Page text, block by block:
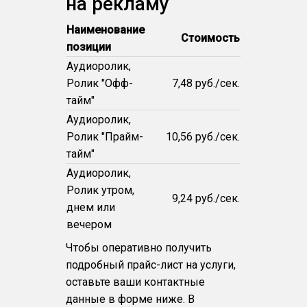
Наименование
позиции
Стоимость
Аудиоролик,
Ролик "Офф-
тайм"
7,48 руб./сек.
Аудиоролик,
Ролик "Прайм-
тайм"
10,56 руб./сек.
Аудиоролик,
Ролик утром,
днем или
вечером
9,24 руб./сек.
Чтобы оперативно получить
подробный прайс-лист на услуги,
оставьте ваши контактные
данные в форме ниже. В